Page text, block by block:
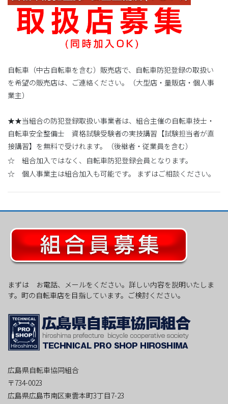
自転車（中古自転車を含む）販売店で、自転車防犯登録の取扱い
を希望の販売店は、ご連絡ください。（大型店・量販店・個人事
業主）
★★当組合の防犯登録取扱い事業者は、組合主催の自転車技士・
自転車安全整備士 資格試験受験者の実技講習【試験担当者が直
接講習】を無料で受けれます。（後継者・従業員を含む）
☆ 組合加入ではなく、自転車防犯登録会員となります。
☆ 個人事業主は組合加入も可能です。 まずはご相談ください。
まずは お電話、メールをください。詳しい内容を説明いたしま
す。町の自転車店を目指しています。ご検討ください。
広島県自転車協同組合
〒734-0023
広島県広島市南区東雲本町3丁目7-23